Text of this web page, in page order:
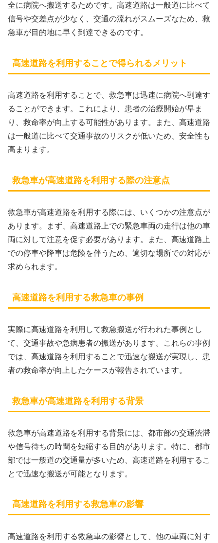
全に病院へ搬送するためです。高速道路は一般道に比べて
信号や交差点が少なく、交通の流れがスムーズなため、救
急車が目的地に早く到達できるのです。
高速道路を利用することで得られるメリット
高速道路を利用することで、救急車は迅速に病院へ到達す
ることができます。これにより、患者の治療開始が早ま
り、救命率が向上する可能性があります。また、高速道路
は一般道に比べて交通事故のリスクが低いため、安全性も
高まります。
救急車が高速道路を利用する際の注意点
救急車が高速道路を利用する際には、いくつかの注意点が
あります。まず、高速道路上での緊急車両の走行は他の車
両に対して注意を促す必要があります。また、高速道路上
での停車や降車は危険を伴うため、適切な場所での対応が
求められます。
高速道路を利用する救急車の事例
実際に高速道路を利用して救急搬送が行われた事例とし
て、交通事故や急病患者の搬送があります。これらの事例
では、高速道路を利用することで迅速な搬送が実現し、患
者の救命率が向上したケースが報告されています。
救急車が高速道路を利用する背景
救急車が高速道路を利用する背景には、都市部の交通渋滞
や信号待ちの時間を短縮する目的があります。特に、都市
部では一般道の交通量が多いため、高速道路を利用するこ
とで迅速な搬送が可能となります。
高速道路を利用する救急車の影響
高速道路を利用する救急車の影響として、他の車両に対す